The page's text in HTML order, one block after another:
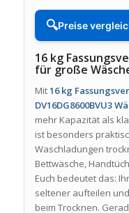
🔍Preise
16 kg
für große
Mit16 kg
DV16DG8600BVU3
mehr Kapazität als
ist besonders
Waschladungen
Bettwäsche,
Euch bedeutet das:
seltener aufteilen
beim Trocknen.